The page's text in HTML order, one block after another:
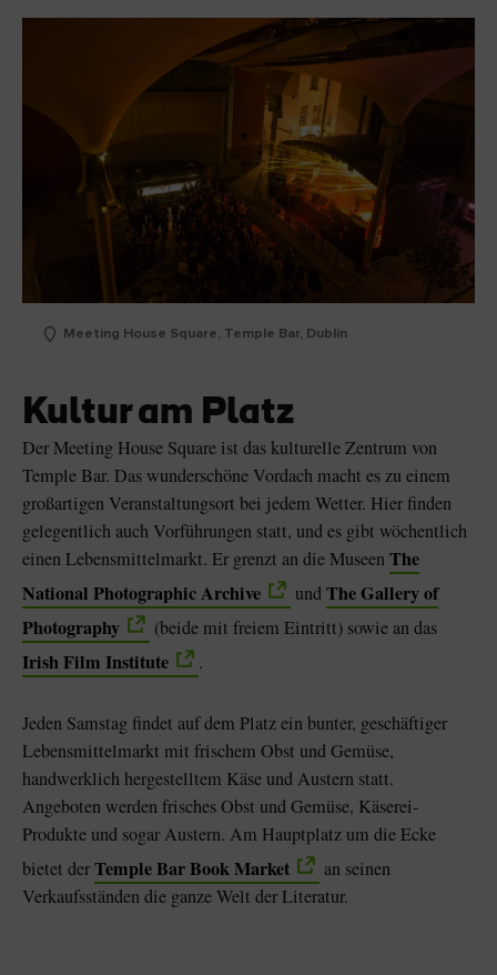
Meeting House Square, Temple Bar, Dublin
Kultur am Platz
Der Meeting House Square ist das kulturelle Zentrum von
Temple Bar. Das wunderschöne Vordach macht es zu einem
großartigen Veranstaltungsort bei jedem Wetter. Hier finden
gelegentlich auch Vorführungen statt, und es gibt wöchentlich
einen Lebensmittelmarkt. Er grenzt an die MuseenThe
National Photographic Archive
undThe Gallery of
Photography
(beide mit freiem Eintritt) sowie an das
Irish Film Institute .
Jeden Samstag findet auf dem Platz ein bunter, geschäftiger
Lebensmittelmarkt mit frischem Obst und Gemüse,
handwerklich hergestelltem Käse und Austern statt.
Angeboten werden frisches Obst und Gemüse, Käserei-
Produkte und sogar Austern. Am Hauptplatz um die Ecke
bietet derTemple Bar Book Market
an seinen
Verkaufsständen die ganze Welt der Literatur.